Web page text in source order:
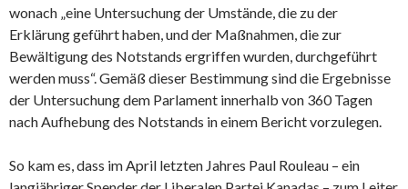
wonach „eine Untersuchung der Umstände, die zu der
Erklärung geführt haben, und der Maßnahmen, die zur
Bewältigung des Notstands ergriffen wurden, durchgeführt
werden muss“. Gemäß dieser Bestimmung sind die Ergebnisse
der Untersuchung dem Parlament innerhalb von 360 Tagen
nach Aufhebung des Notstands in einem Bericht vorzulegen.
So kam es, dass im April letzten Jahres Paul Rouleau – ein